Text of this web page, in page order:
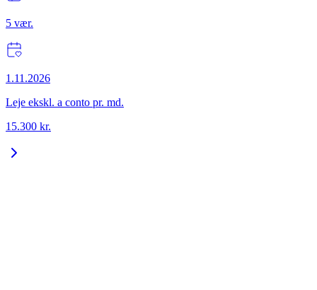
5 vær.
1.11.2026
Leje ekskl. a conto pr. md.
15.300 kr.